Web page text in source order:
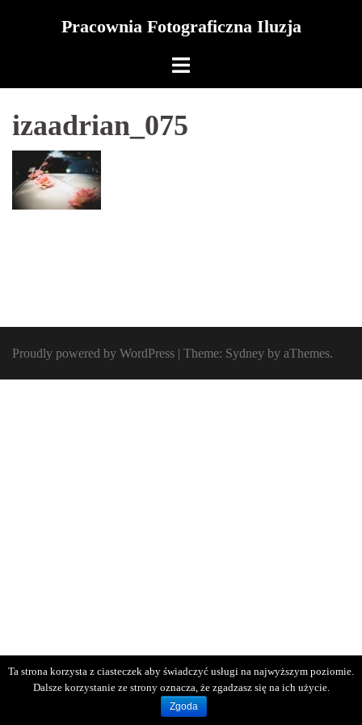
Pracownia Fotograficzna Iluzja
izaadrian_075
Proudly powered by WordPress | Theme: Sydney by aThemes.
Ta strona korzysta z ciasteczek aby świadczyć usługi na najwyższym poziomie.
Dalsze korzystanie ze strony oznacza, że zgadzasz się na ich użycie.
Zgoda